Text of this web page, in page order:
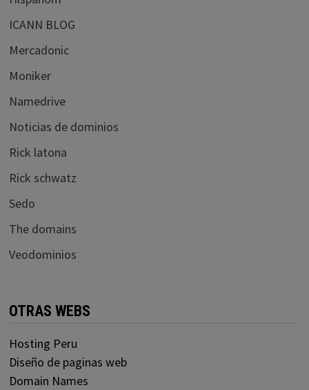
ICANN BLOG
Mercadonic
Moniker
Namedrive
Noticias de dominios
Rick latona
Rick schwatz
Sedo
The domains
Veodominios
OTRAS WEBS
Hosting Peru
Diseño de paginas web
Domain Names